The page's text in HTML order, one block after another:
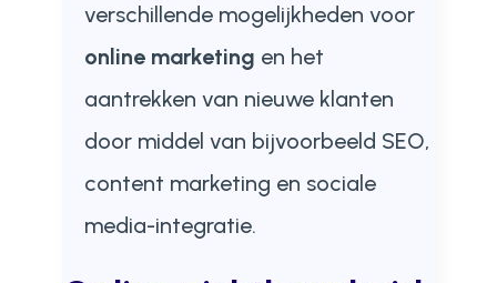
verschillende mogelijkheden voor
online marketing en het
aantrekken van nieuwe klanten
door middel van bijvoorbeeld SEO,
content marketing en sociale
media-integratie.